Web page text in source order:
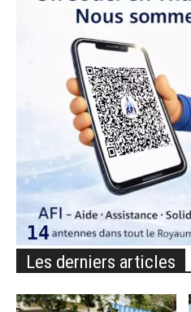
Les derniers articles